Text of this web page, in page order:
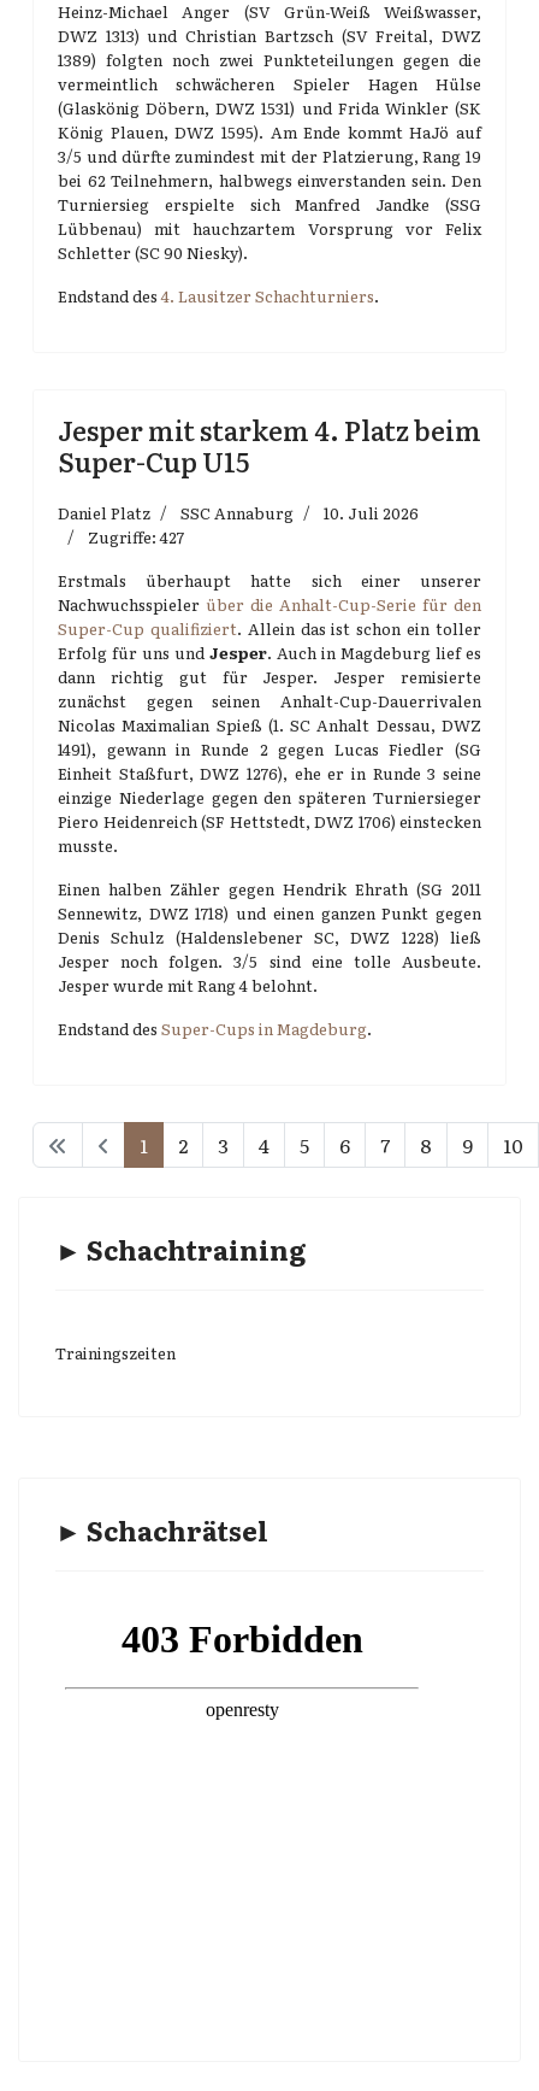
Heinz-Michael Anger (SV Grün-Weiß Weißwasser,
DWZ 1313) und Christian Bartzsch (SV Freital, DWZ
1389) folgten noch zwei Punkteteilungen gegen die
vermeintlich schwächeren Spieler Hagen Hülse
(Glaskönig Döbern, DWZ 1531) und Frida Winkler (SK
König Plauen, DWZ 1595). Am Ende kommt HaJö auf
3/5 und dürfte zumindest mit der Platzierung, Rang 19
bei 62 Teilnehmern, halbwegs einverstanden sein. Den
Turniersieg erspielte sich Manfred Jandke (SSG
Lübbenau) mit hauchzartem Vorsprung vor Felix
Schletter (SC 90 Niesky).
Endstand des4. Lausitzer Schachturniers.
Jesper mit starkem 4. Platz beim
Super-Cup U15
Daniel Platz SSC Annaburg
10. Juli 2026
Zugriffe: 427
Erstmals überhaupt hatte sich einer unserer
Nachwuchsspieler über die Anhalt-Cup-Serie für den
Super-Cup qualifiziert. Allein das ist schon ein toller
Erfolg für uns und Jesper. Auch in Magdeburg lief es
dann richtig gut für Jesper. Jesper remisierte
zunächst gegen seinen Anhalt-Cup-Dauerrivalen
Nicolas Maximalian Spieß (1. SC Anhalt Dessau, DWZ
1491), gewann in Runde 2 gegen Lucas Fiedler (SG
Einheit Staßfurt, DWZ 1276), ehe er in Runde 3 seine
einzige Niederlage gegen den späteren Turniersieger
Piero Heidenreich (SF Hettstedt, DWZ 1706) einstecken
musste.
Einen halben Zähler gegen Hendrik Ehrath (SG 2011
Sennewitz, DWZ 1718) und einen ganzen Punkt gegen
Denis Schulz (Haldenslebener SC, DWZ 1228) ließ
Jesper noch folgen. 3/5 sind eine tolle Ausbeute.
Jesper wurde mit Rang 4 belohnt.
Endstand des Super-Cups in Magdeburg.
1 2 3 4 5 6 7 8 9 10
► Schachtraining
Trainingszeiten
► Schachrätsel